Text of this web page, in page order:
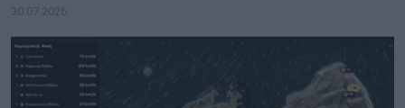
30.07.2026